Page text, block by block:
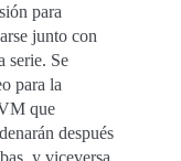
para
junto con
serie. Se
para la
que
después
y viceversa.